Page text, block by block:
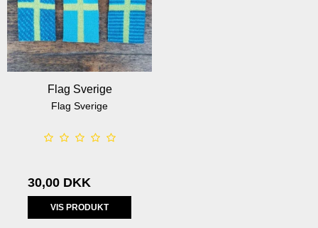
Flag Sverige
Flag Sverige
30,00 DKK
VIS PRODUKT